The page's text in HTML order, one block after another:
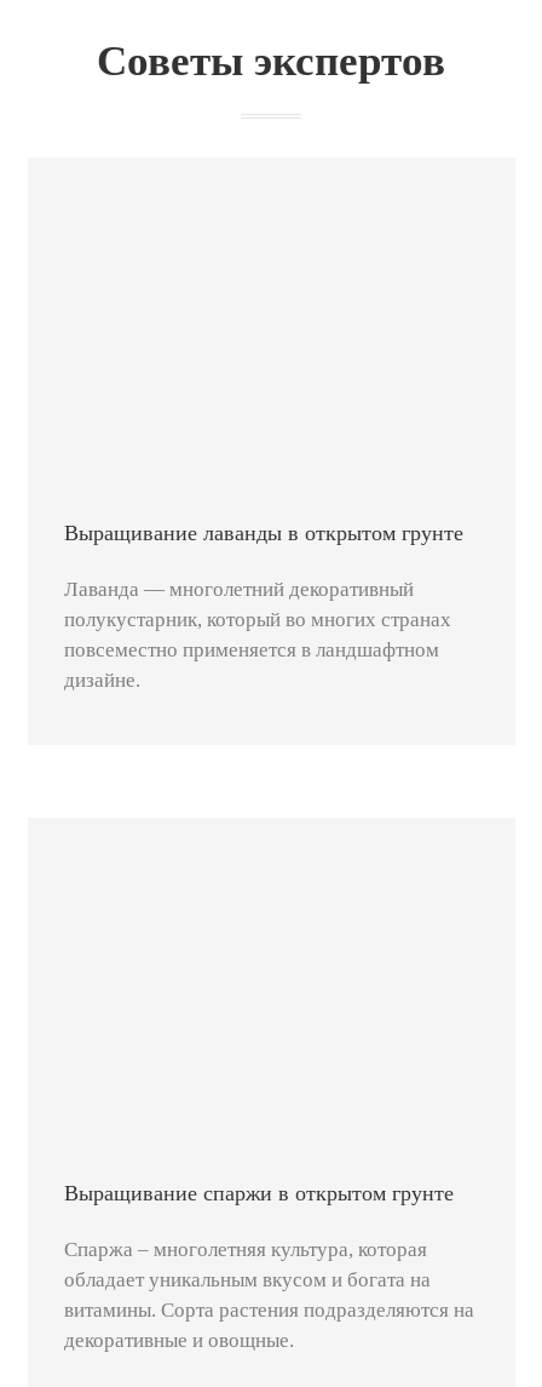
Советы экспертов
Выращивание лаванды в открытом грунте
Лаванда — многолетний декоративный
полукустарник, который во многих странах
повсеместно применяется в ландшафтном
дизайне.
Выращивание спаржи в открытом грунте
Спаржа – многолетняя культура, которая
обладает уникальным вкусом и богата на
витамины. Сорта растения подразделяются на
декоративные и овощные.